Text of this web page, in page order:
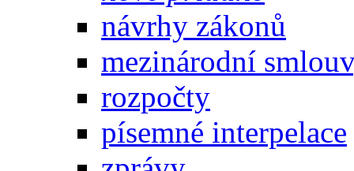
návrhy zákonů
mezinárodní
rozpočty
písemné interpelace